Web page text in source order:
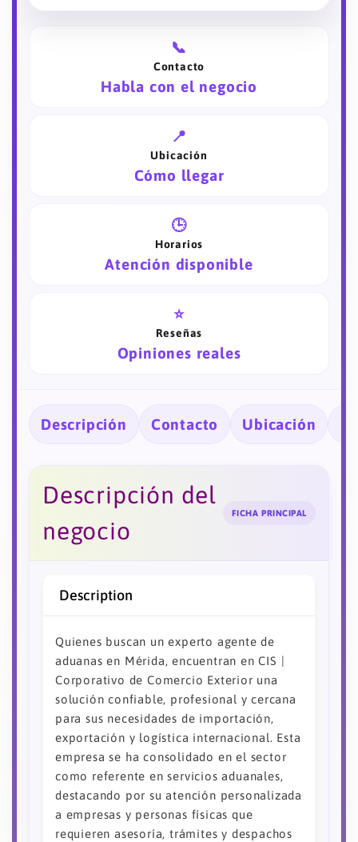
📞
Contacto
Habla con el negocio
📍
Ubicación
Cómo llegar
🕒
Horarios
Atención disponible
⭐
Reseñas
Opiniones reales
Descripción Contacto Ubicación
Descripción del
negocio
FICHA PRINCIPAL
Description
Quienes buscan un experto agente de
aduanas en Mérida, encuentran en CIS |
Corporativo de Comercio Exterior una
solución confiable, profesional y cercana
para sus necesidades de importación,
exportación y logística internacional. Esta
empresa se ha consolidado en el sector
como referente en servicios aduanales,
destacando por su atención personalizada
a empresas y personas físicas que
requieren asesoría, trámites y despachos